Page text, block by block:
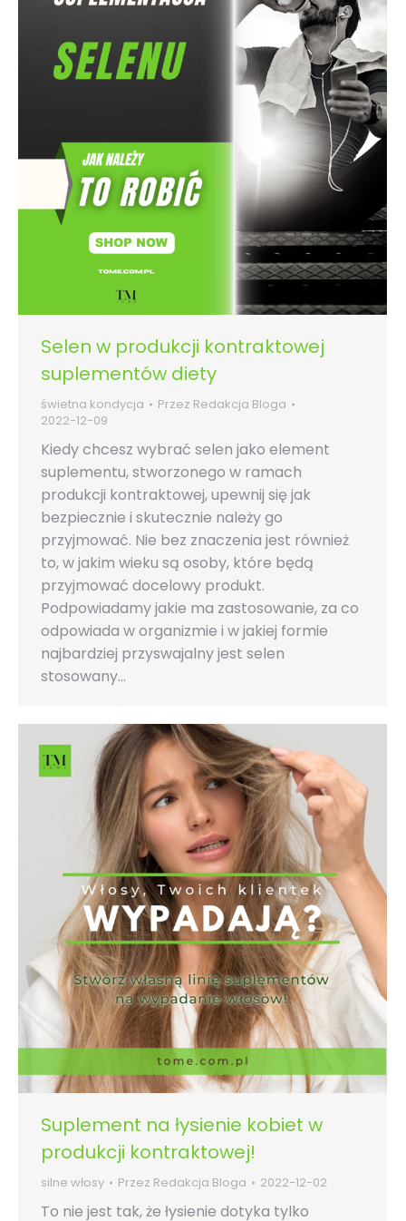
Selen w produkcji kontraktowej
suplementów diety
świetna kondycja Przez Redakcja Bloga
2022-12-09
Kiedy chcesz wybrać selen jako element
suplementu, stworzonego w ramach
produkcji kontraktowej, upewnij się jak
bezpiecznie i skutecznie należy go
przyjmować. Nie bez znaczenia jest również
to, w jakim wieku są osoby, które będą
przyjmować docelowy produkt.
Podpowiadamy jakie ma zastosowanie, za co
odpowiada w organizmie i w jakiej formie
najbardziej przyswajalny jest selen
stosowany…
Suplement na łysienie kobiet w
produkcji kontraktowej!
silne włosy Przez Redakcja Bloga 2022-12-02
To nie jest tak, że łysienie dotyka tylko